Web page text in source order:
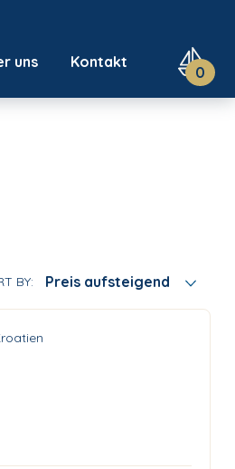
uns Kontakt
0
BY: Preis aufsteigend